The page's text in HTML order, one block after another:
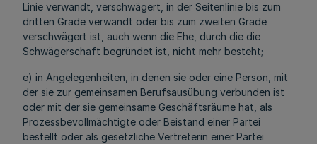
Linie verwandt, verschwägert, in der Seitenlinie bis zum
dritten Grade verwandt oder bis zum zweiten Grade
verschwägert ist, auch wenn die Ehe, durch die die
Schwägerschaft begründet ist, nicht mehr besteht;
e) in Angelegenheiten, in denen sie oder eine Person, mit
der sie zur gemeinsamen Berufsausübung verbunden ist
oder mit der sie gemeinsame Geschäftsräume hat, als
Prozessbevollmächtigte oder Beistand einer Partei
bestellt oder als gesetzliche Vertreterin einer Partei